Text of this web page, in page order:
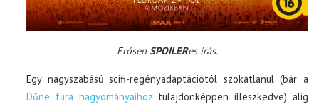
Erősen SPOILERes írás.
Egy nagyszabású scifi-regényadaptációtól szokatlanul (bár a
Dűne fura hagyományaihoz tulajdonképpen illeszkedve) alig